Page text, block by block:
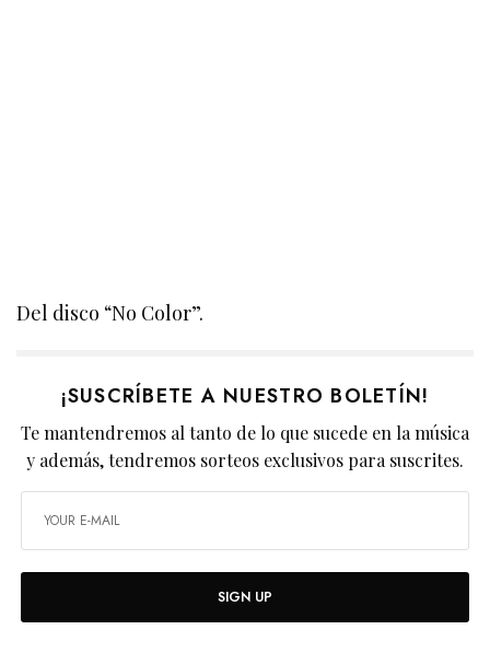
Del disco “No Color”.
¡SUSCRÍBETE A NUESTRO BOLETÍN!
Te mantendremos al tanto de lo que sucede en la música
y además, tendremos sorteos exclusivos para suscrites.
SIGN UP